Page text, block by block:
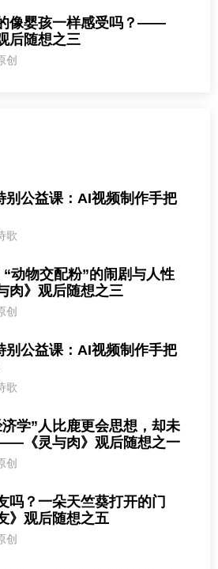
像婴孩一样感受吗？——
后随想之三
创
别公益课：AI视频制作手把
歌
动物交配粉”的闹剧与人性
》观后随想之三
创
别公益课：AI视频制作手把
歌
学”人比鹿更会思想，却未
《灵与肉》观后随想之一
创
吗？一朵天竺葵打开的门
观后随想之五
创